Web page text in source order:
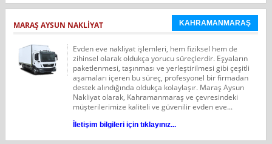
MARAŞ AYSUN NAKLIYAT KAHRAMANMARAŞ
Evden eve nakliyat işlemleri, hem fiziksel hem de
zihinsel olarak oldukça yorucu süreçlerdir. Eşyaların
paketlenmesi, taşınması ve yerleştirilmesi gibi çeşitli
aşamaları içeren bu süreç, profesyonel bir firmadan
destek alındığında oldukça kolaylaşır. Maraş Aysun
Nakliyat olarak, Kahramanmaraş ve çevresindeki
müşterilerimize kaliteli ve güvenilir evden eve...
İletişim bilgileri için tıklayınız...